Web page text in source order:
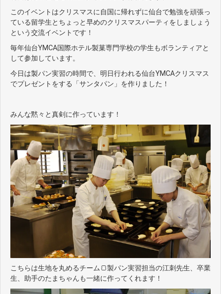
このイベントはクリスマスに自国に帰れずに仙台で勉強を頑張っ
ている留学生とちょっと早めのクリスマスパーティをしましょう
という交流イベントです！
毎年仙台YMCA国際ホテル製菓専門学校の学生もボランティアと
して参加しています。
今日は製パン実習の時間で、明日行われる仙台YMCAクリスマス
でプレゼントをする「サンタパン」を作りました！
みんな黙々と真剣に作っています！
こちらは生地を丸めるチーム🍞製パン実習担当の江刺先生、卒業
生、助手のたまちゃんも一緒に作ってくれます！